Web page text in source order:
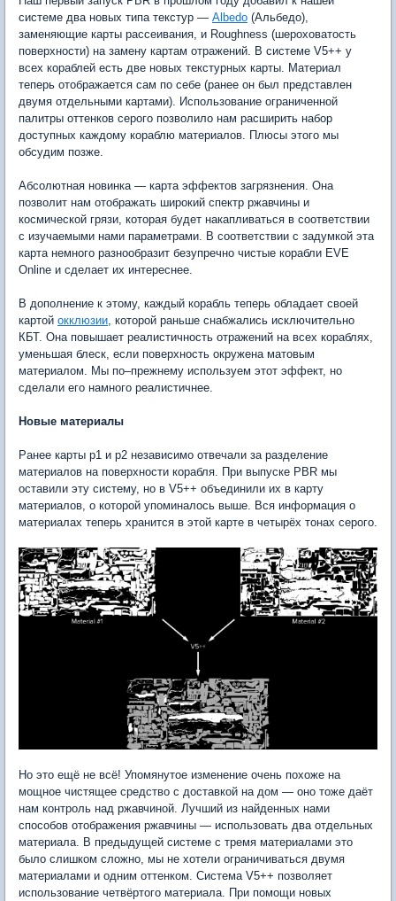
системе два новых типа текстур — Albedo (Альбедо),
заменяющие карты рассеивания, и Roughness (шероховатость
поверхности) на замену картам отражений. В системе V5++ у
всех кораблей есть две новых текстурных карты. Материал
теперь отображается сам по себе (ранее он был представлен
двумя отдельными картами). Использование ограниченной
палитры оттенков серого позволило нам расширить набор
доступных каждому кораблю материалов. Плюсы этого мы
обсудим позже.
Абсолютная новинка — карта эффектов загрязнения. Она
позволит нам отображать широкий спектр ржавчины и
космической грязи, которая будет накапливаться в соответствии
с изучаемыми нами параметрами. В соответствии с задумкой эта
карта немного разнообразит безупречно чистые корабли EVE
Online и сделает их интереснее.
В дополнение к этому, каждый корабль теперь обладает своей
картой окклюзии, которой раньше снабжались исключительно
КБТ. Она повышает реалистичность отражений на всех кораблях,
уменьшая блеск, если поверхность окружена матовым
материалом. Мы по–прежнему используем этот эффект, но
сделали его намного реалистичнее.
Новые материалы
Ранее карты p1 и p2 независимо отвечали за разделение
материалов на поверхности корабля. При выпуске PBR мы
оставили эту систему, но в V5++ объединили их в карту
материалов, о которой упоминалось выше. Вся информация о
материалах теперь хранится в этой карте в четырёх тонах серого.
Но это ещё не всё! Упомянутое изменение очень похоже на
мощное чистящее средство с доставкой на дом — оно тоже даёт
нам контроль над ржавчиной. Лучший из найденных нами
способов отображения ржавчины — использовать два отдельных
материала. В предыдущей системе с тремя материалами это
было слишком сложно, мы не хотели ограничиваться двумя
материалами и одним оттенком. Система V5++ позволяет
использование четвёртого материала. При помощи новых